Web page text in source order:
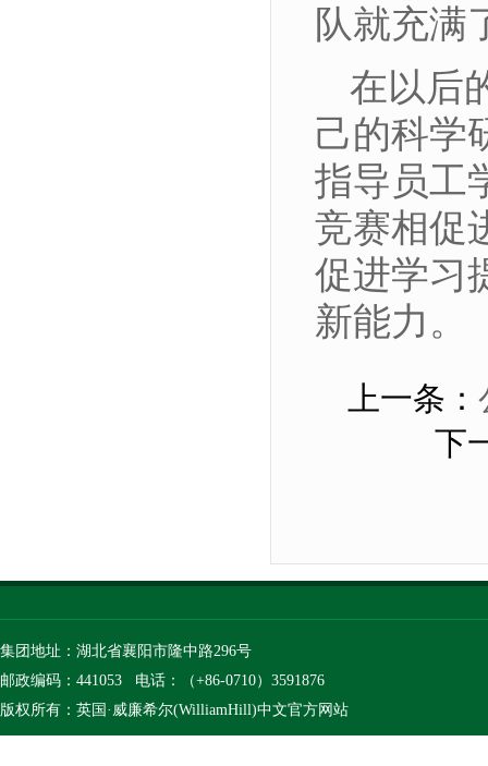
队就充满
在以后
己的科学
指导员工
竞赛相促
促进学习
新能力。
上一条：
下
集团地址：湖北省襄阳市隆中路296号
邮政编码：441053 电话：（+86-0710）3591876
版权所有：英国·威廉希尔(WilliamHill)中文官方网站